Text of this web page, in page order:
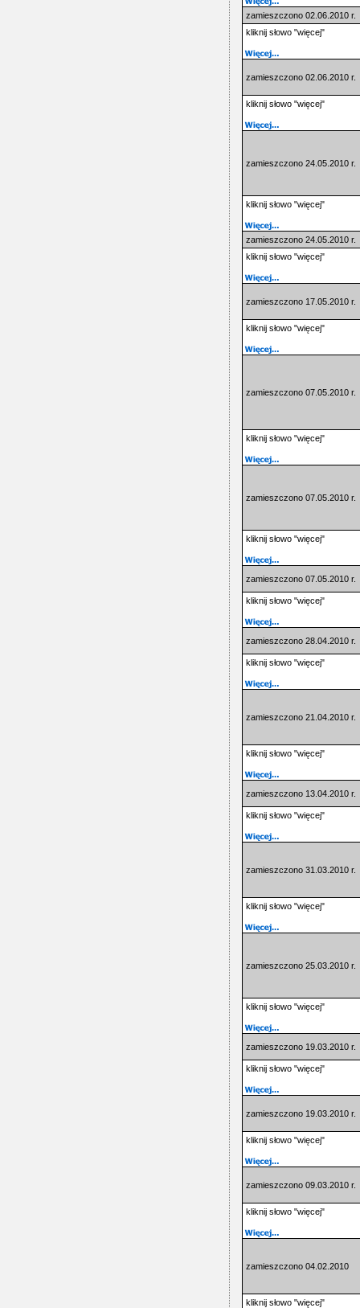
zamieszczono 02.06.2010 r.
kliknij słowo "więcej"
zamieszczono 02.06.2010 r.
kliknij słowo "więcej"
zamieszczono 24.05.2010 r.
kliknij słowo "więcej"
zamieszczono 24.05.2010 r.
kliknij słowo "więcej"
zamieszczono 17.05.2010 r.
kliknij słowo "więcej"
zamieszczono 07.05.2010 r.
kliknij słowo "więcej"
zamieszczono 07.05.2010 r.
kliknij słowo "więcej"
zamieszczono 07.05.2010 r.
kliknij słowo "więcej"
zamieszczono 28.04.2010 r.
kliknij słowo "więcej"
zamieszczono 21.04.2010 r.
kliknij słowo "więcej"
zamieszczono 13.04.2010 r.
kliknij słowo "więcej"
zamieszczono 31.03.2010 r.
kliknij słowo "więcej"
zamieszczono 25.03.2010 r.
kliknij słowo "więcej"
zamieszczono 19.03.2010 r.
kliknij słowo "więcej"
zamieszczono 19.03.2010 r.
kliknij słowo "więcej"
zamieszczono 09.03.2010 r.
kliknij słowo "więcej"
zamieszczono 04.02.2010
kliknij słowo "więcej"